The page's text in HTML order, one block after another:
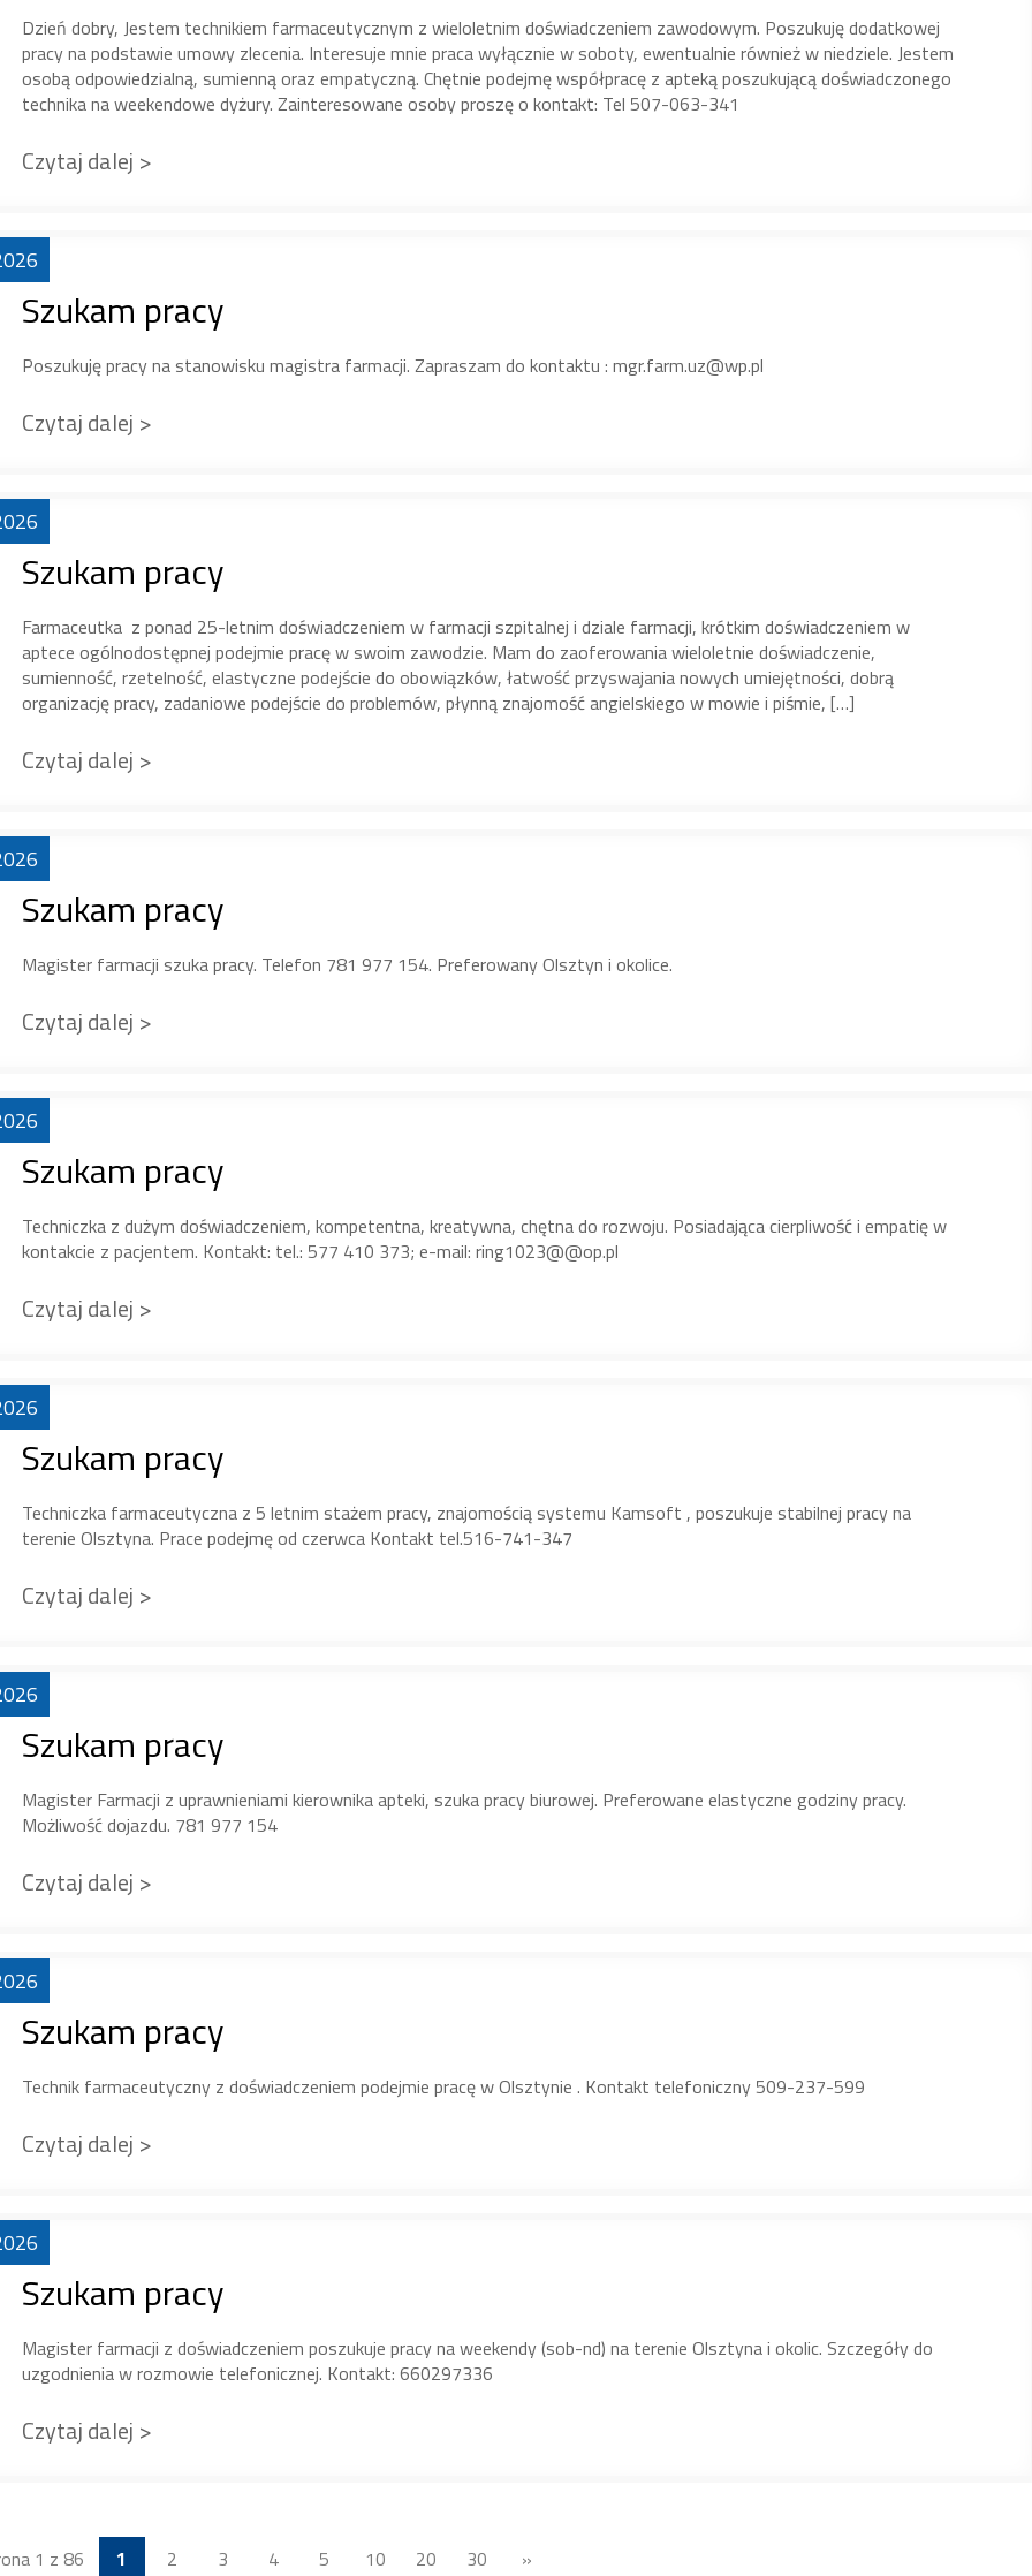
Dzień dobry, Jestem technikiem farmaceutycznym z wieloletnim doświadczeniem zawodowym. Poszukuję dodatkowej
pracy na podstawie umowy zlecenia. Interesuje mnie praca wyłącznie w soboty, ewentualnie również w niedziele. Jestem
osobą odpowiedzialną, sumienną oraz empatyczną. Chętnie podejmę współpracę z apteką poszukującą doświadczonego
technika na weekendowe dyżury. Zainteresowane osoby proszę o kontakt: Tel 507-063-341
Czytaj dalej >
Szukam pracy
Poszukuję pracy na stanowisku magistra farmacji. Zapraszam do kontaktu : mgr.farm.uz@wp.pl
Czytaj dalej >
Szukam pracy
Farmaceutka z ponad 25-letnim doświadczeniem w farmacji szpitalnej i dziale farmacji, krótkim doświadczeniem w
aptece ogólnodostępnej podejmie pracę w swoim zawodzie. Mam do zaoferowania wieloletnie doświadczenie,
sumienność, rzetelność, elastyczne podejście do obowiązków, łatwość przyswajania nowych umiejętności, dobrą
organizację pracy, zadaniowe podejście do problemów, płynną znajomość angielskiego w mowie i piśmie, […]
Czytaj dalej >
Szukam pracy
Magister farmacji szuka pracy. Telefon 781 977 154. Preferowany Olsztyn i okolice.
Czytaj dalej >
Szukam pracy
Techniczka z dużym doświadczeniem, kompetentna, kreatywna, chętna do rozwoju. Posiadająca cierpliwość i empatię w
kontakcie z pacjentem. Kontakt: tel.: 577 410 373; e-mail: ring1023@@op.pl
Czytaj dalej >
Szukam pracy
Techniczka farmaceutyczna z 5 letnim stażem pracy, znajomością systemu Kamsoft , poszukuje stabilnej pracy na
terenie Olsztyna. Prace podejmę od czerwca Kontakt tel.516-741-347
Czytaj dalej >
Szukam pracy
Magister Farmacji z uprawnieniami kierownika apteki, szuka pracy biurowej. Preferowane elastyczne godziny pracy.
Możliwość dojazdu. 781 977 154
Czytaj dalej >
Szukam pracy
Technik farmaceutyczny z doświadczeniem podejmie pracę w Olsztynie . Kontakt telefoniczny 509-237-599
Czytaj dalej >
Szukam pracy
Magister farmacji z doświadczeniem poszukuje pracy na weekendy (sob-nd) na terenie Olsztyna i okolic. Szczegóły do
uzgodnienia w rozmowie telefonicznej. Kontakt: 660297336
Czytaj dalej >
1 z 86 1 2 3 4 5 10 20 30 »